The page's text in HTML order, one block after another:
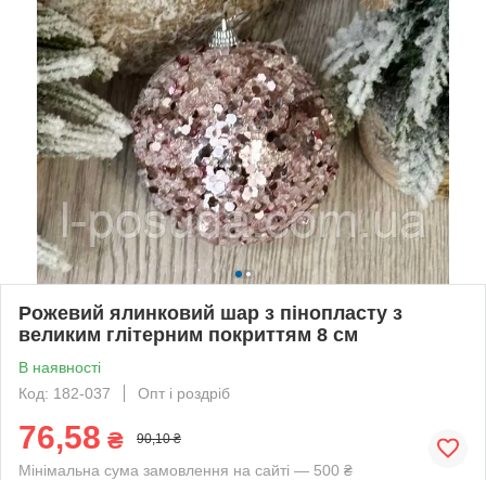
Рожевий ялинковий шар з пінопласту з
великим глітерним покриттям 8 см
В наявності
Код: 182-037
Опт і роздріб
76,58 ₴ 90,10 ₴
Мінімальна сума замовлення на сайті — 500 ₴